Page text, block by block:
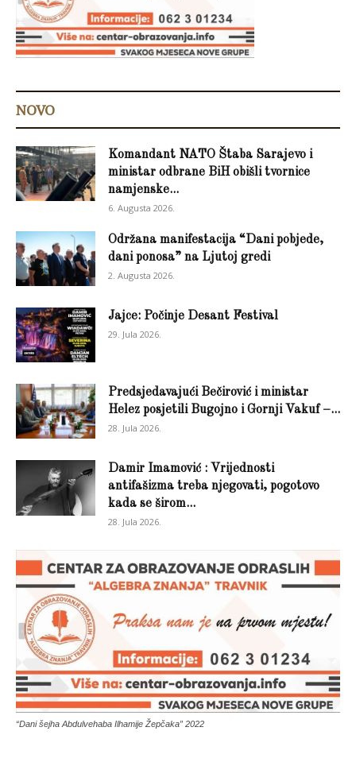
NOVO
Komandant NATO Štaba Sarajevo i
ministar odbrane BiH obišli tvornice
namjenske...
6. Augusta 2026.
Održana manifestacija “Dani pobjede,
dani ponosa” na Ljutoj gredi
2. Augusta 2026.
Jajce: Počinje Desant Festival
29. Jula 2026.
Predsjedavajući Bečirović i ministar
Helez posjetili Bugojno i Gornji Vakuf –...
28. Jula 2026.
Damir Imamović : Vrijednosti
antifašizma treba njegovati, pogotovo
kada se širom...
28. Jula 2026.
“Dani šejha Abdulvehaba Ilhamije Žepčaka” 2022